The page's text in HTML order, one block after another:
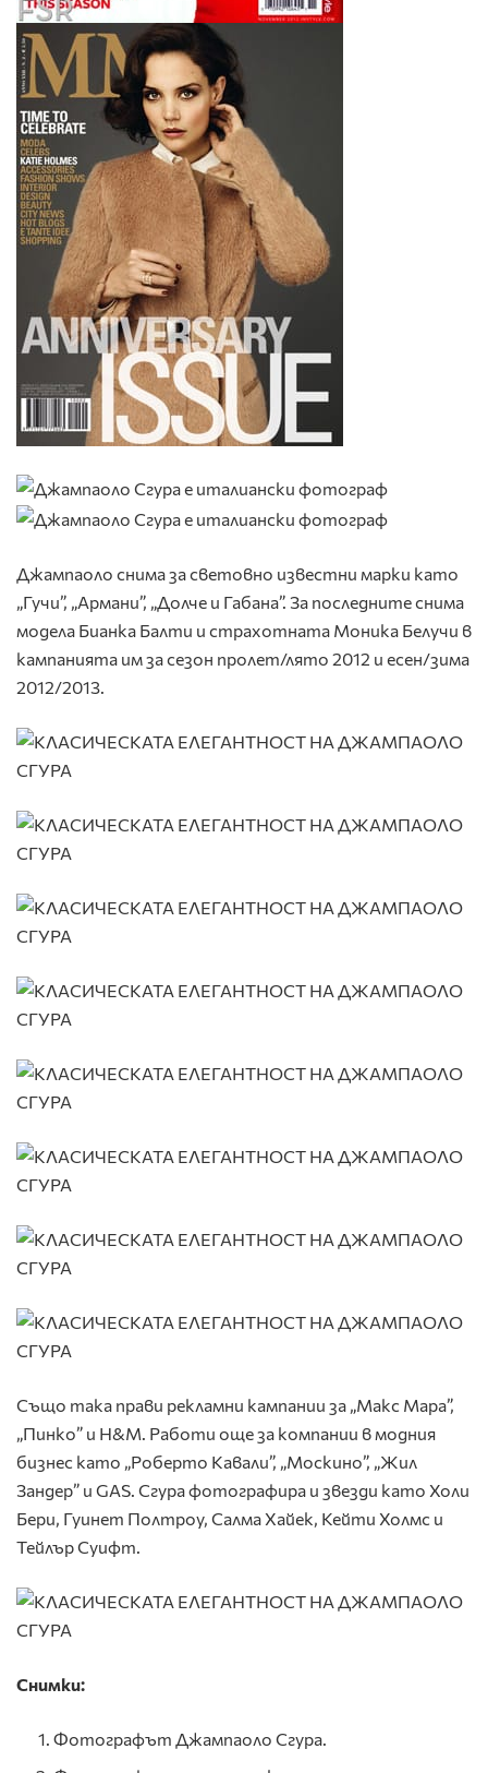
Джампаоло снима за световно известни марки като
„Гучи”, „Армани”, „Долче и Габана”. За последните снима
модела Бианка Балти и страхотната Моника Белучи в
кампанията им за сезон пролет/лято 2012 и есен/зима
2012/2013.
Също така прави рекламни кампании за „Макс Мара”,
„Пинко” и H&M. Работи още за компании в модния
бизнес като „Роберто Кавали”, „Москино”, „Жил
Зандер” и GAS. Сгура фотографира и звезди като Холи
Бери, Гуинет Полтроу, Салма Хайек, Кейти Холмс и
Тейлър Суифт.
Снимки:
Фотографът Джампаоло Сгура.